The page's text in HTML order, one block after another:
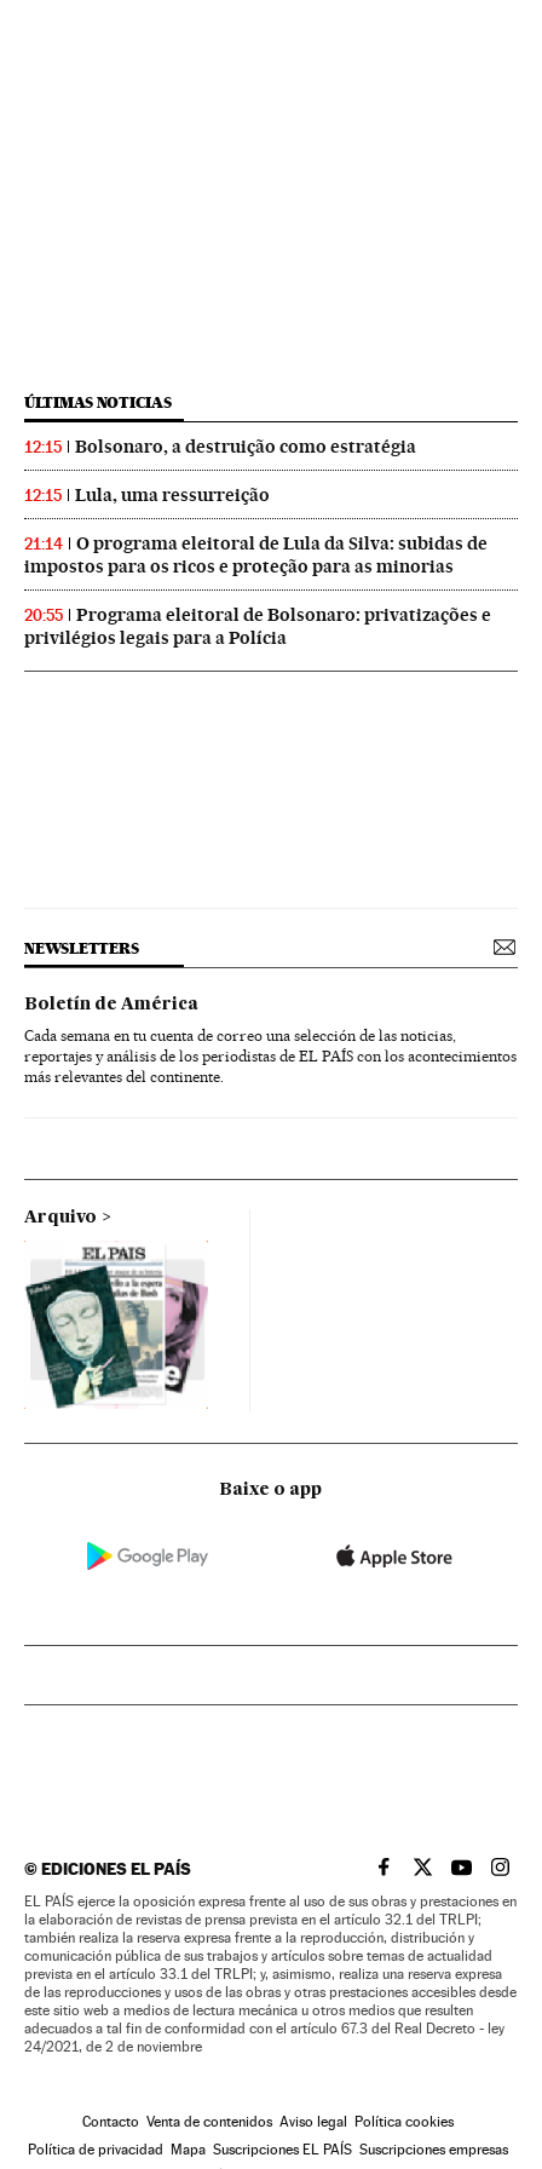
ÚLTIMAS NOTICIAS
12:15 Bolsonaro, a destruição como estratégia
12:15 Lula, uma ressurreição
21:14
O programa eleitoral de Lula da Silva: subidas de
impostos para os ricos e proteção para as minorias
20:55
Programa eleitoral de Bolsonaro: privatizações e
privilégios legais para a Polícia
NEWSLETTERS
Boletín de América
Cada semana en tu cuenta de correo una selección de las noticias,
reportajes y análisis de los periodistas de EL PAÍS con los acontecimientos
más relevantes del continente.
Arquivo
Baixe o app
©EDICIONES EL PAÍS EL PAÍS BRASIL EN
EL PAÍSEL PAÍS
EL
EL PAÍS ejerce la oposición expresa frente al uso de sus obras y prestaciones en
la elaboración de revistas de prensa prevista en el artículo 32.1 del TRLPI;
también realiza la reserva expresa frente a la reproducción, distribución y
comunicación pública de sus trabajos y artículos sobre temas de actualidad
prevista en el artículo 33.1 del TRLPI; y, asimismo, realiza una reserva expresa
de las reproducciones y usos de las obras y otras prestaciones accesibles desde
este sitio web a medios de lectura mecánica u otros medios que resulten
adecuados a tal fin de conformidad con el artículo 67.3 del Real Decreto - ley
24/2021, de 2 de noviembre
Contacto Venta de contenidos Aviso legal
Política cookies
Política de privacidad
Mapa Suscripciones EL PAÍS Suscripciones empresas